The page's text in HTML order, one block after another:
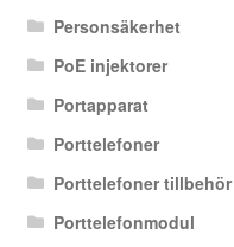
Personsäkerhet
PoE injektorer
Portapparat
Porttelefoner
Porttelefoner tillbehör
Porttelefonmodul